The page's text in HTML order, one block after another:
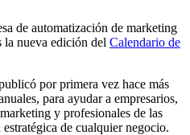
de automatización de marketing
la nueva edición del Calendario de
por primera vez hace más
para ayudar a empresarios,
y profesionales de las
de cualquier negocio.